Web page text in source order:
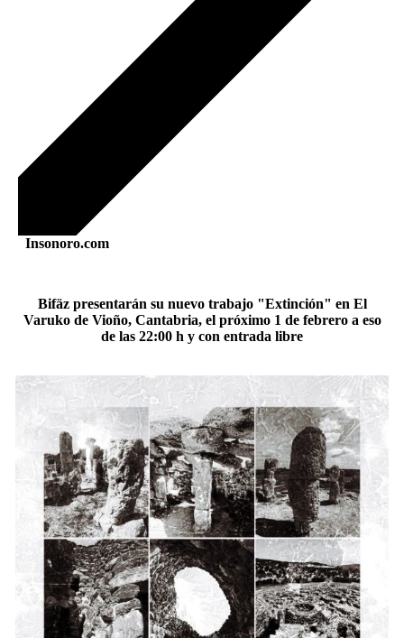
Insonoro.com
Bifäz presentarán su nuevo trabajo "Extinción" en El
Varuko de Vioño, Cantabria, el próximo 1 de febrero a eso
de las 22:00 h y con entrada libre